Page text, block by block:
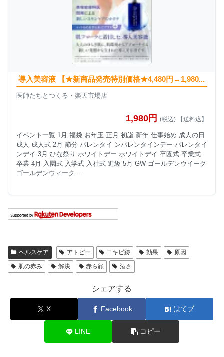
導入美容液 【★新商品発売特別価格★4,480円→1,980...
医師たちとつくる・楽天市場店
1,980円 (税込) 【送料込】
イベント一覧 1月 福袋 お年玉 正月 初詣 新年 仕事始め 成人の日
成人 成人式 2月 節分 バレンタイ ンバレンタインデー バレンタイ
ンデイ 3月 ひな祭り ホワイトデー ホワイトデイ 卒園式 卒業式
卒業 4月 入園式 入学式 入社式 進級 5月 GW ゴールデンウイーク
ゴールデンウィーク...
ヘルスケア アトピー ニキビ跡 効果
原因
肌の赤み
解決 赤ら顔 酒さ
シェアする
X Facebook はてブ
LINE コピー